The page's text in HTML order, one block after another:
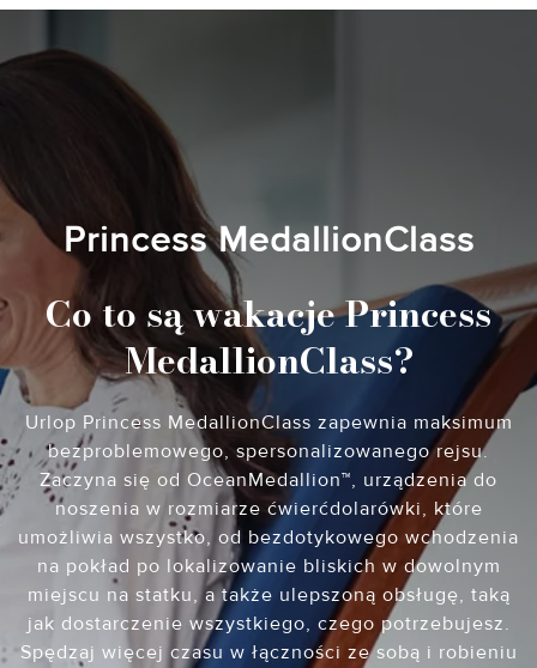
Princess MedallionClass
Co to są wakacje Princess
MedallionClass?
Urlop Princess MedallionClass zapewnia maksimum
bezproblemowego, spersonalizowanego rejsu.
Zaczyna się od OceanMedallion™, urządzenia do
noszenia w rozmiarze ćwierćdolarówki, które
umożliwia wszystko, od bezdotykowego wchodzenia
na pokład po lokalizowanie bliskich w dowolnym
miejscu na statku, a także ulepszoną obsługę, taką
jak dostarczenie wszystkiego, czego potrzebujesz.
Spędzaj więcej czasu w łączności ze sobą i robieniu